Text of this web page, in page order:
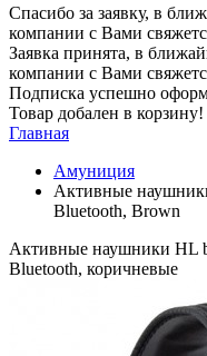
Спасибо за заявку, в
компании с Вами
Заявка принята, в
компании с Вами
Подписка успешно
Товар добален в корзину!
Главная
Амуниция
Активные
Bluetooth, Brown
Активные наушники HL
Bluetooth, коричневые